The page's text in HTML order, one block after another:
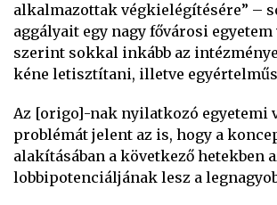
alkalmazottak végkielégítésére” –
aggályait egy nagy fővárosi egyetem
szerint sokkal inkább az
kéne letisztítani, illetve
Az [origo]-nak nyilatkozó egyetemi
problémát jelent az is, hogy a
alakításában a következő hetekben
lobbipotenciáljának lesz a